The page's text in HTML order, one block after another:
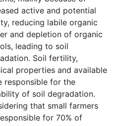
active and potential
reducing labile organic
and depletion of organic
leading to soil
Soil fertility,
properties and available
responsible for the
of soil degradation.
that small farmers
for 70% of